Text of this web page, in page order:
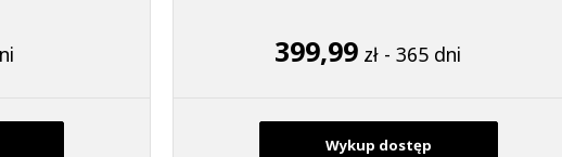
399,99 zł - 365 dni
Wykup dostęp